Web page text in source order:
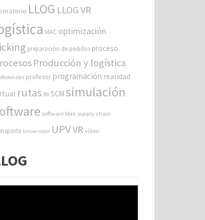
LLOG LLOG VR
MAC optimización
preparación de pedidos proceso
Producción y logística
profesor programación realidad
rutas RV SCM simulación
software libre supply chain
Universidad UPVVR vídeo